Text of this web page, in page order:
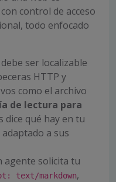
control de acceso
todo enfocado
ser localizable
HTTP y
como el archivo
de lectura para
dice qué hay en tu
a sus
agente solicita tu
text/markdown,